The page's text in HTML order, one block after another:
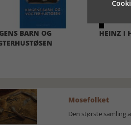
BARN OG
HEINZ I
Mosefolket
Den største samling